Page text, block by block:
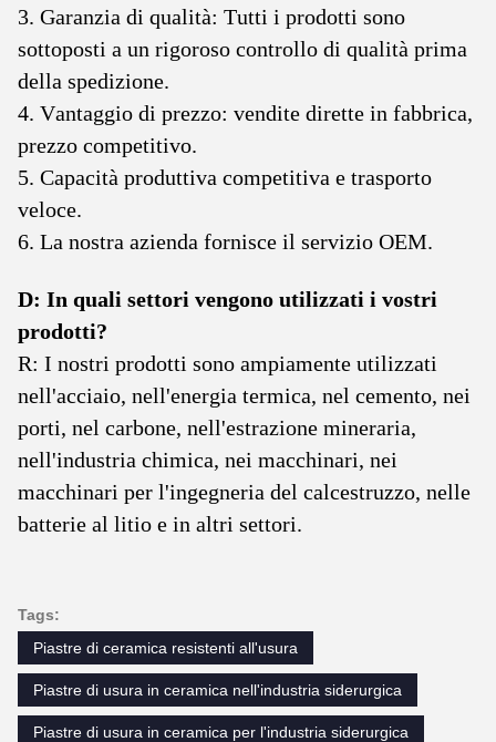
3. Garanzia di qualità: Tutti i prodotti sono
sottoposti a un rigoroso controllo di qualità prima
della spedizione.
4. Vantaggio di prezzo: vendite dirette in fabbrica,
prezzo competitivo.
5. Capacità produttiva competitiva e trasporto
veloce.
6. La nostra azienda fornisce il servizio OEM.
D: In quali settori vengono utilizzati i vostri
prodotti?
R: I nostri prodotti sono ampiamente utilizzati
nell'acciaio, nell'energia termica, nel cemento, nei
porti, nel carbone, nell'estrazione mineraria,
nell'industria chimica, nei macchinari, nei
macchinari per l'ingegneria del calcestruzzo, nelle
batterie al litio e in altri settori.
Tags:
Piastre di ceramica resistenti all'usura
Piastre di usura in ceramica nell'industria siderurgica
Piastre di usura in ceramica per l'industria siderurgica